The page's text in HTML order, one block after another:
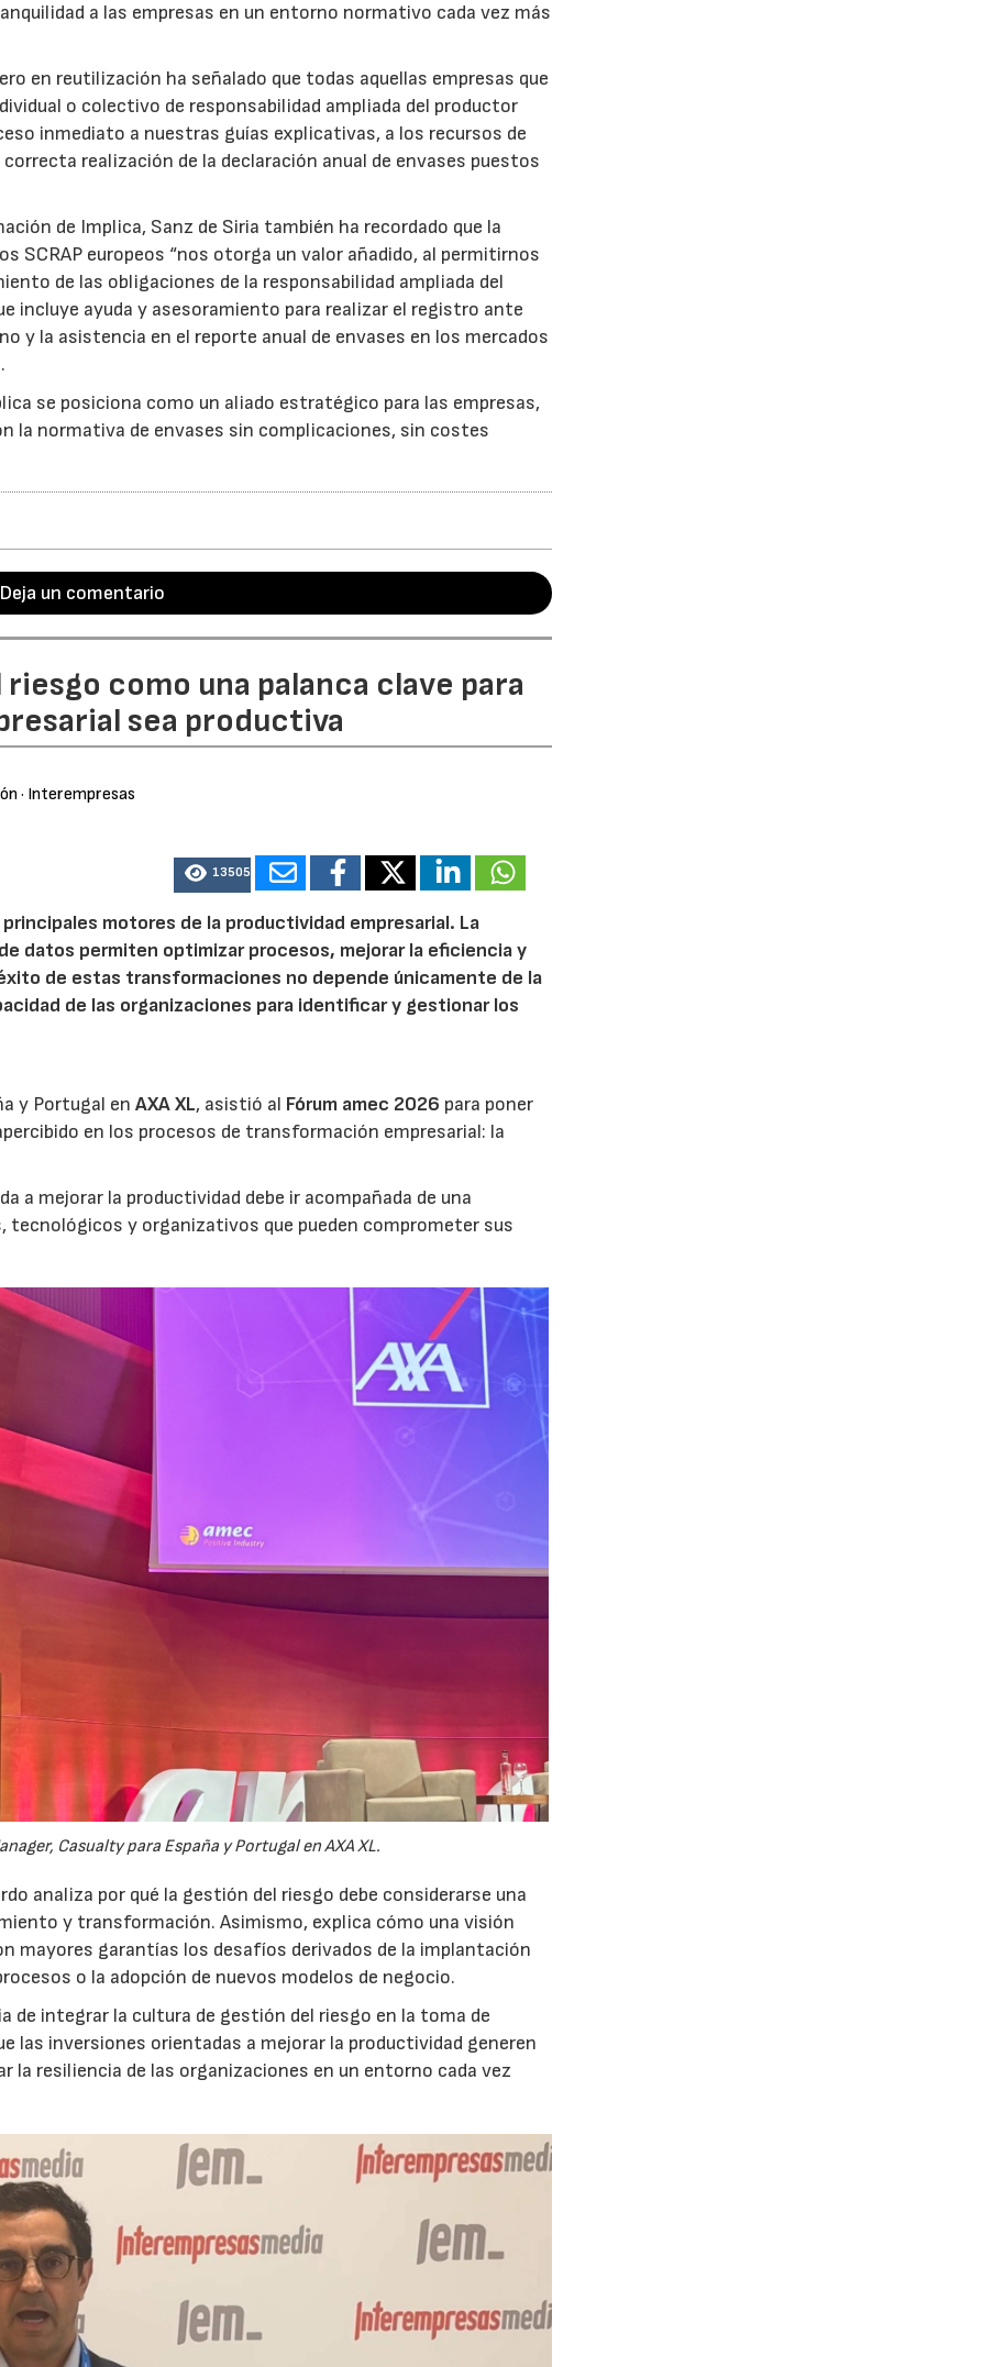
a las empresas en un entorno normativo cada vez más
en reutilización ha señalado que todas aquellas empresas que
o colectivo de responsabilidad ampliada del productor
inmediato a nuestras guías explicativas, a los recursos de
realización de la declaración anual de envases puestos
de Implica, Sanz de Siria también ha recordado que la
SCRAP europeos “nos otorga un valor añadido, al permitirnos
de las obligaciones de la responsabilidad ampliada del
incluye ayuda y asesoramiento para realizar el registro ante
y la asistencia en el reporte anual de envases en los mercados
se posiciona como un aliado estratégico para las empresas,
la normativa de envases sin complicaciones, sin costes
Deja un comentario
como una palanca clave para
sea productiva
· Interempresas
13505
motores de la productividad empresarial. La
datos permiten optimizar procesos, mejorar la eficiencia y
de estas transformaciones no depende únicamente de la
de las organizaciones para identificar y gestionar los
y Portugal enAXA XL, asistió al Fórum amec 2026 para poner
en los procesos de transformación empresarial: la
a mejorar la productividad debe ir acompañada de una
tecnológicos y organizativos que pueden comprometer sus
Casualty para España y Portugal en AXA XL.
analiza por qué la gestión del riesgo debe considerarse una
y transformación. Asimismo, explica cómo una visión
mayores garantías los desafíos derivados de la implantación
o la adopción de nuevos modelos de negocio.
de integrar la cultura de gestión del riesgo en la toma de
las inversiones orientadas a mejorar la productividad generen
resiliencia de las organizaciones en un entorno cada vez